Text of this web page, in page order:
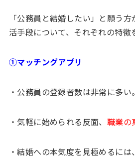
「公務員と結婚したい」と願う
活手段について、それぞれの特徴
①マッチングアプリ
・公務員の登録者数は非常に多い。
・気軽に始められる反面、 職業の
・結婚への本気度を見極めるに